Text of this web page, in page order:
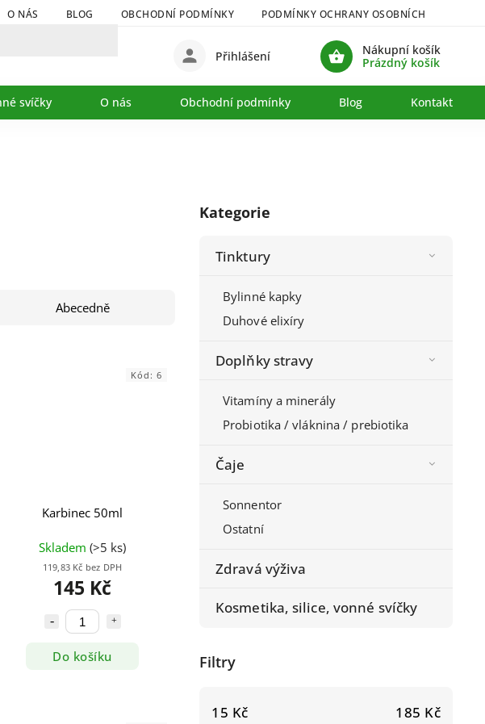
O NÁS BLOG OBCHODNÍ PODMÍNKY PODMÍNKY OCHRANY OSOBNÍCH ÚDAJŮ
Nákupní košík
Prázdný košík
Přihlášení
svíčky O nás Obchodní podmínky Blog Kontakty
Kategorie
Tinktury
Bylinné kapky
Duhové elixíry
Doplňky stravy
Vitamíny a minerály
Probiotika / vláknina / prebiotika
Čaje
Sonnentor
Ostatní
Zdravá výživa
Kosmetika, silice, vonné svíčky
Filtry
15 Kč 185 Kč
Abecedně
Karbinec 50ml
Skladem (>5 ks)
119,83 Kč bez DPH
145 Kč
Do košíku
Kód: 6